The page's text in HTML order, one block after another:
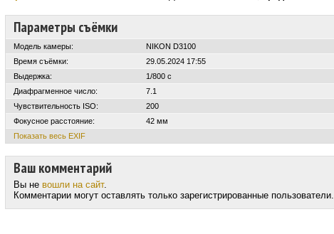
Параметры съёмки
Модель камеры:
NIKON D3100
Время съёмки:
29.05.2024 17:55
Выдержка:
1/800 с
Диафрагменное число:
7.1
Чувствительность ISO:
200
Фокусное расстояние:
42 мм
Показать весь EXIF
Ваш комментарий
Вы не вошли на сайт.
Комментарии могут оставлять только зарегистрированные пользователи.